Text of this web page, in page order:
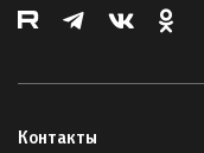
Контакты